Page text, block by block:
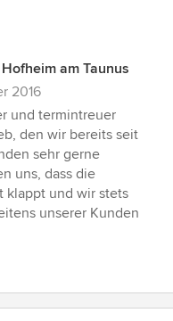
am Taunus
2016
und termintreuer
den wir bereits seit
sehr gerne
uns, dass die
klappt und wir stets
unserer Kunden